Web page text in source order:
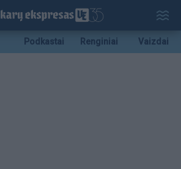
Podkastai Renginiai Vaizdai